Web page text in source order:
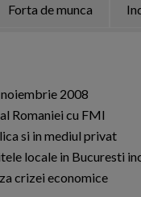
Forta de munca
2008
Romaniei cu FMI
si in mediul privat
locale in Bucuresti
crizei economice